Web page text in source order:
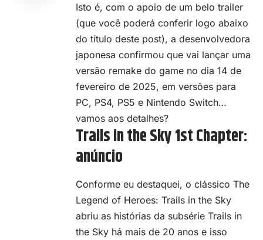
Isto é, com o apoio de um belo trailer
(que você poderá conferir logo abaixo
do título deste post), a desenvolvedora
japonesa confirmou que vai lançar uma
versão remake do game no dia 14 de
fevereiro de 2025, em versões para
PC, PS4, PS5 e Nintendo Switch…
vamos aos detalhes?
Trails in the Sky 1st Chapter:
anúncio
Conforme eu destaquei, o clássico The
Legend of Heroes: Trails in the Sky
abriu as histórias da subsérie Trails in
the Sky há mais de 20 anos e isso